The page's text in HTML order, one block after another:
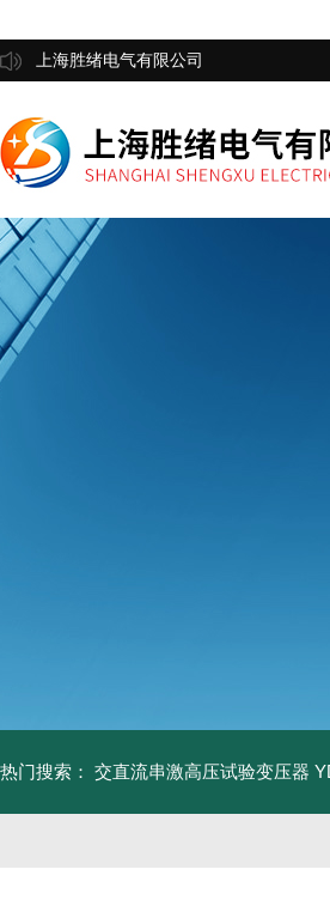
上海胜绪电气有限公司
热门搜索： 交直流串激高压试验变压器